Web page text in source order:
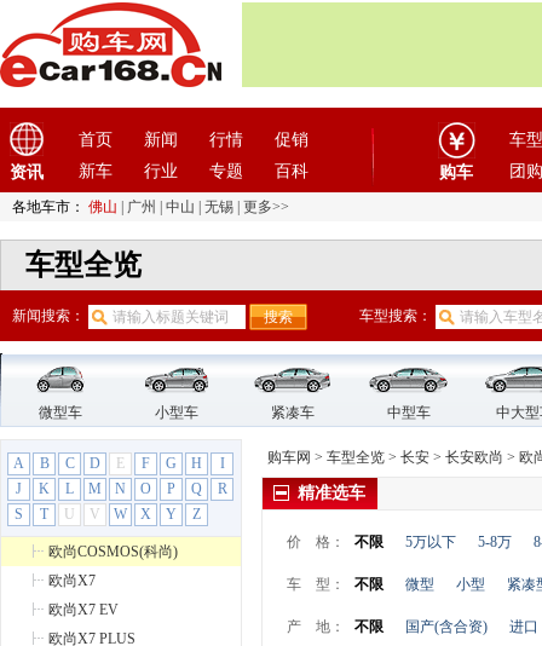
资讯
首页 新闻 行情
促销
新车
行业 专题 百科 购车
车型
团购
各地车市： 佛山 广州 中山 无锡 更多>>
车型全览
新闻搜索： 车型搜索：
微型车 小型车 紧凑车 中型车 中大
A B C D E F G H
I
J
K L M N O P Q
R
S
T U V W X Y Z
悦翔V5（停产）
悦翔V7（停产）
长安欧尚X5
长安之星
长安之星2
科赛
科赛3
科赛5
科尚EV
欧力威
欧尚
欧尚A600
欧尚A800
欧尚COSMOS(科尚)
欧尚X7
欧尚X7 EV
欧尚X7 PLUS
购车网 > 车型全览 > 长安 > 长安欧尚 > 欧
精准选车
价 格： 不限 5万以下 5-8万
车 型： 不限 微型 小型 紧凑
产 地： 不限 国产(含合资) 进口